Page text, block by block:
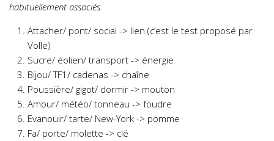
habituellement associés.
Attacher/ pont/ social -> lien (c’est le test proposé par
Volle)
Sucre/ éolien/ transport -> énergie
Bijou/ TF1/ cadenas -> chaîne
Poussière/ gigot/ dormir -> mouton
Amour/ météo/ tonneau -> foudre
Evanouir/ tarte/ New-York -> pomme
Fa/ porte/ molette -> clé